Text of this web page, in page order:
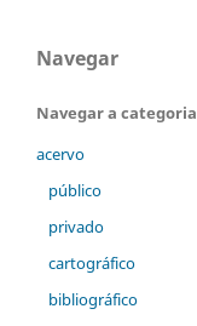
Navegar
Navegar a categoria
acervo
público
privado
cartográfico
bibliográfico